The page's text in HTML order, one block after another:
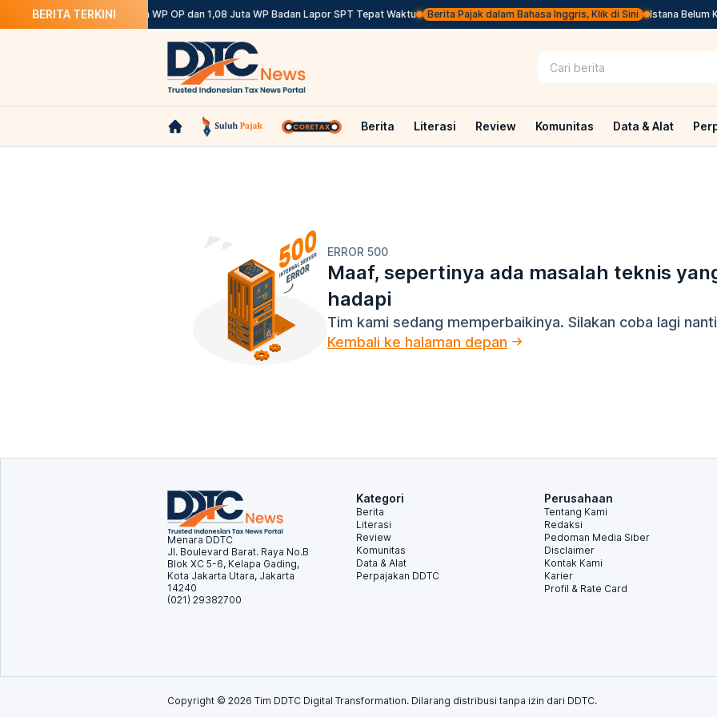
BERITA TERKINI
DJP: 12,12 Juta WP OP dan 1,08 Juta WP Badan Lapor SPT Tepat Waktu Berita Pajak dalam Bahasa Inggris, Klik di Sini Istana Belum
Berita Literasi Review Komunitas Data & Alat
ERROR 500
Maaf, sepertinya ada masalah teknis
hadapi
Tim kami sedang memperbaikinya. Silakan coba lagi
Kembali ke halaman depan
Menara DDTC
Jl. Boulevard Barat. Raya No.B
Blok XC 5-6, Kelapa Gading,
Kota Jakarta Utara, Jakarta
14240
(021) 29382700
Kategori
Berita
Literasi
Review
Komunitas
Data & Alat
Perpajakan DDTC
Perusahaan
Tentang Kami
Redaksi
Pedoman Media Siber
Disclaimer
Kontak Kami
Karier
Profil & Rate Card
Copyright © 2026 Tim DDTC Digital Transformation. Dilarang distribusi tanpa izin dari DDTC.